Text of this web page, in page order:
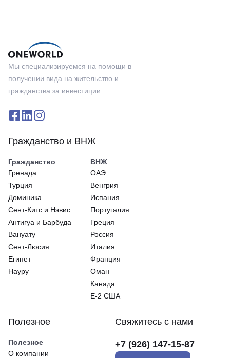
Мы специализируемся на помощи в
получении вида на жительство и
гражданства за инвестиции.
Гражданство и ВНЖ
Гражданство
Гренада
Турция
Доминика
Сeнт-Китс и Нэвис
Антигуа и Барбуда
Вануату
Сент-Люсия
Египет
Науру
ВНЖ
ОАЭ
Венгрия
Испания
Португалия
Греция
Россия
Италия
Франция
Оман
Канада
E-2 США
Полезное
Полезное
О компании
Свяжитесь с нами
+7 (926) 147-15-87